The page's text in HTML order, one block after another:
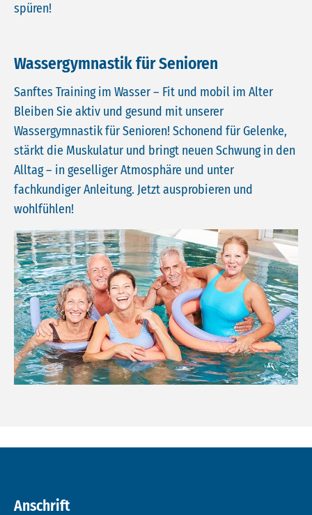
spüren!
Wassergymnastik für Senioren
Sanftes Training im Wasser – Fit und mobil im Alter
Bleiben Sie aktiv und gesund mit unserer
Wassergymnastik für Senioren! Schonend für Gelenke,
stärkt die Muskulatur und bringt neuen Schwung in den
Alltag – in geselliger Atmosphäre und unter
fachkundiger Anleitung. Jetzt ausprobieren und
wohlfühlen!
Anschrift